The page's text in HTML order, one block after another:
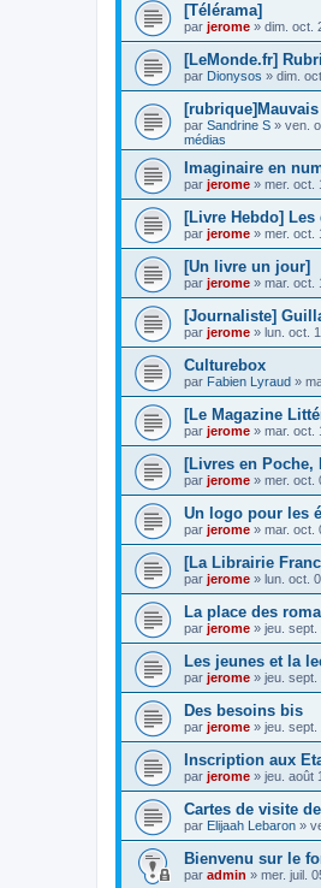
[Télérama]
par jerome » dim. oct.
[LeMonde.fr]
par Dionysos » dim.
par Sandrine S » ven.
médias
Imaginaire en
par jerome » mer. oct.
[Livre Hebdo] Les
par jerome » mer. oct.
[Un livre un jour]
par jerome » mar. oct.
[Journaliste]
par jerome » lun. oct.
Culturebox
par Fabien Lyraud »
[Le Magazine
par jerome » mar. oct.
[Livres en Poche,
par jerome » mer. oct.
Un logo pour les
par jerome » mar. oct.
[La Librairie
par jerome » lun. oct.
La place des
par jerome » jeu. sept.
Les jeunes et la
par jerome » jeu. sept.
Des besoins bis
par jerome » jeu. sept.
Inscription aux
par jerome » jeu. août
Cartes de visite
par Elijaah Lebaron »
Bienvenu sur le
par admin » mer. juil.